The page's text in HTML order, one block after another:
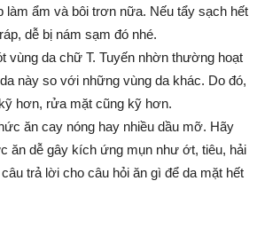
làm ẩm và bôi trơn nữa. Nếu tẩy sạch hết
dễ bị nám sạm đó nhé.
vùng da chữ T. Tuyến nhờn thường hoạt
này so với những vùng da khác. Do đó,
hơn, rửa mặt cũng kỹ hơn.
ăn cay nóng hay nhiều dầu mỡ. Hãy
ăn dễ gây kích ứng mụn như ớt, tiêu, hải
trả lời cho câu hỏi ăn gì để da mặt hết